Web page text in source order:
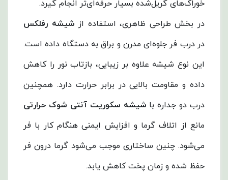
خوراک‌های گریل‌شده بسیار حرفه‌ای‌تر انجام گیرد.
در بخش طراحی ظاهری، استفاده از شیشه رفلکس
در درب فر جلوه‌ای مدرن و براق به دستگاه داده است.
این نوع شیشه علاوه بر زیبایی، بازتاب نور را کاهش
داده و مقاومت بالایی در برابر حرارت دارد. همچنین
درب دو جداره با شیشه سکوریت آنتی شوک حرارتی
مانع از اتلاف گرما و افزایش ایمنی هنگام کار با فر
می‌شود. چنین ساختاری موجب می‌شود گرما درون فر
حفظ شده و زمان پخت کاهش یابد.